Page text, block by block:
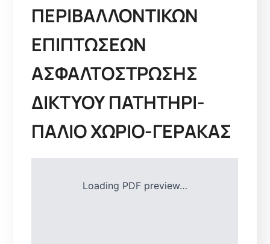
ΠΕΡΙΒΑΛΛΟΝΤΙΚΩΝ
ΕΠΙΠΤΩΣΕΩΝ
ΑΣΦΑΛΤΟΣΤΡΩΣΗΣ
ΔΙΚΤΥΟΥ ΠΑΤΗΤΗΡΙ-
ΠΑΛΙΟ ΧΩΡΙΟ-ΓΕΡΑΚΑΣ